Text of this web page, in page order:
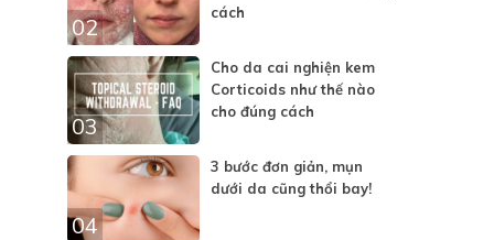
02
cách
03
Cho da cai nghiện kem
Corticoids như thế nào
cho đúng cách
04
3 bước đơn giản, mụn
dưới da cũng thổi bay!